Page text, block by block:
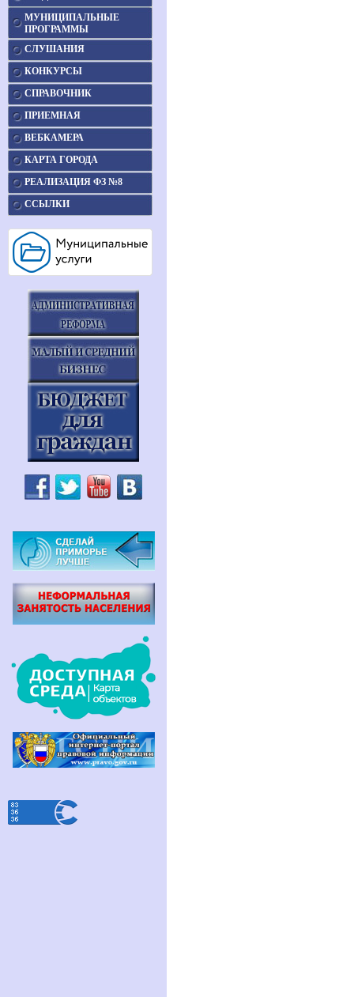
МУНИЦИПАЛЬНЫЕ
ПРОГРАММЫ
СЛУШАНИЯ
КОНКУРСЫ
СПРАВОЧНИК
ПРИЕМНАЯ
ВЕБКАМЕРА
КАРТА ГОРОДА
РЕАЛИЗАЦИЯ ФЗ №8
ССЫЛКИ